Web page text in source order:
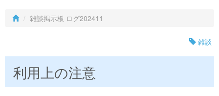
雑談掲示板 ログ202411
雑談
利用上の注意